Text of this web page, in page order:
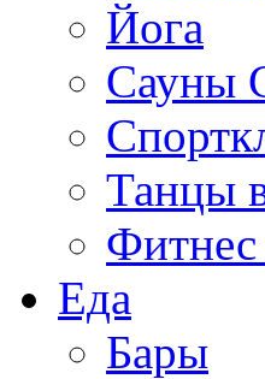
Йога
Сауны
Танцы
Фитнес
Еда
Бары